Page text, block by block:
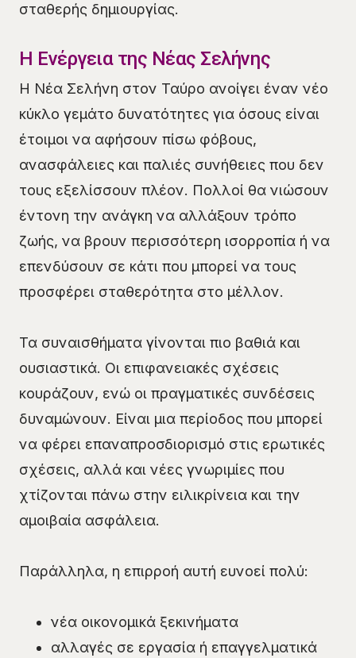
σταθερής δημιουργίας.
Η Ενέργεια της Νέας Σελήνης
Η Νέα Σελήνη στον Ταύρο ανοίγει έναν νέο
κύκλο γεμάτο δυνατότητες για όσους είναι
έτοιμοι να αφήσουν πίσω φόβους,
ανασφάλειες και παλιές συνήθειες που δεν
τους εξελίσσουν πλέον. Πολλοί θα νιώσουν
έντονη την ανάγκη να αλλάξουν τρόπο
ζωής, να βρουν περισσότερη ισορροπία ή να
επενδύσουν σε κάτι που μπορεί να τους
προσφέρει σταθερότητα στο μέλλον.
Τα συναισθήματα γίνονται πιο βαθιά και
ουσιαστικά. Οι επιφανειακές σχέσεις
κουράζουν, ενώ οι πραγματικές συνδέσεις
δυναμώνουν. Είναι μια περίοδος που μπορεί
να φέρει επαναπροσδιορισμό στις ερωτικές
σχέσεις, αλλά και νέες γνωριμίες που
χτίζονται πάνω στην ειλικρίνεια και την
αμοιβαία ασφάλεια.
Παράλληλα, η επιρροή αυτή ευνοεί πολύ:
νέα οικονομικά ξεκινήματα
αλλαγές σε εργασία ή επαγγελματικά